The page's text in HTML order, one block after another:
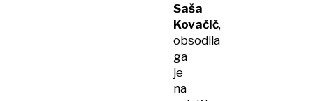
Saša
Kovačič,
obsodila
ga
je
na